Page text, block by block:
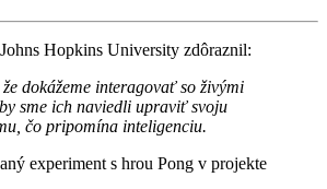
Hopkins University zdôraznil:
dokážeme interagovať so živými
sme ich naviedli upraviť svoju
čo pripomína inteligenciu.
experiment s hrou Pong v projekte